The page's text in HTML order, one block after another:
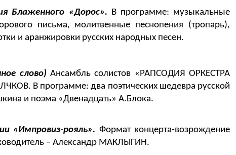
Блаженного «Дорос». В программе: музыкальные
письма, молитвенные песнопения (тропарь),
и аранжировки русских народных песен.
слово) Ансамбль солистов «РАПСОДИЯ ОРКЕСТРА
В программе: два поэтических шедевра русской
и поэма «Двенадцать» А.Блока.
«Импровиз-рояль». Формат концерта-возрождение
– Александр МАКЛЫГИН.